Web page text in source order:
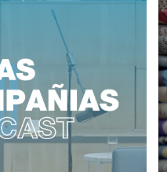
MEDIOS